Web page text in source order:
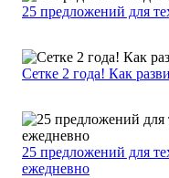
25 предложений для
Сетке 2 года! Как
25 предложений для
ежедневно